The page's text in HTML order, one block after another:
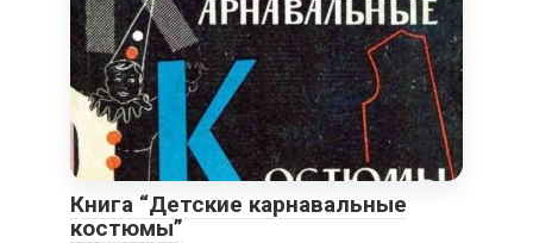
Книга “Детские карнавальные
костюмы”